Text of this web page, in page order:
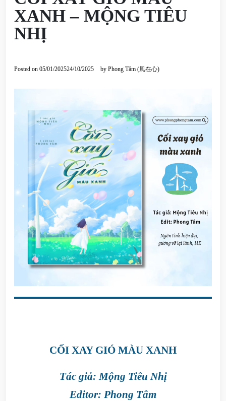
XANH – MỘNG TIÊU
NHỊ
Posted on 05/01/202524/10/2025 by Phong Tâm (風在心)
CỐI XAY GIÓ MÀU XANH
Tác giả: Mộng Tiêu Nhị
Editor: Phong Tâm